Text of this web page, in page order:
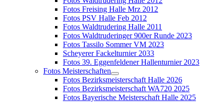
Fotos Freising Halle Mrz 2012
Fotos PSV Halle Feb 2012
Fotos Waldtrudering Halle 2011
Fotos Waldtruderinger 900er Runde 2023
Fotos Tassilo Sommer VM 2023
Scheyerer Fackelturnier 2033
Fotos 39. Eggenfeldener Hallenturnier 2023
Fotos Meisterschaften
Fotos Bezirksmeisterschaft Halle 2026
Fotos Bezirksmeisterschaft WA720 2025
Fotos Bayerische Meisterschaft Halle 2025